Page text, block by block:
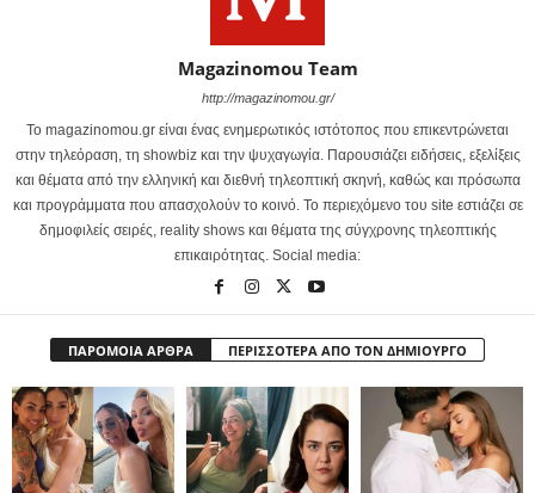
Magazinomou Team
http://magazinomou.gr/
Το magazinomou.gr είναι ένας ενημερωτικός ιστότοπος που επικεντρώνεται
στην τηλεόραση, τη showbiz και την ψυχαγωγία. Παρουσιάζει ειδήσεις, εξελίξεις
και θέματα από την ελληνική και διεθνή τηλεοπτική σκηνή, καθώς και πρόσωπα
και προγράμματα που απασχολούν το κοινό. Το περιεχόμενο του site εστιάζει σε
δημοφιλείς σειρές, reality shows και θέματα της σύγχρονης τηλεοπτικής
επικαιρότητας. Social media:
ΠΑΡΟΜΟΙΑ ΑΡΘΡΑ ΠΕΡΙΣΣΟΤΕΡΑ ΑΠΟ ΤΟΝ ΔΗΜΙΟΥΡΓΟ